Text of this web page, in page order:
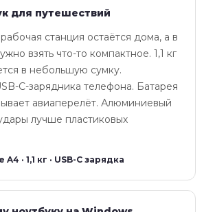
для путешествий
станция остаётся дома, а в
взять что-то компактное. 1,1 кг
в небольшую сумку.
C-зарядника телефона. Батарея
авиаперелёт. Алюминиевый
лучше пластиковых
· 1,1 кг · USB-C зарядка